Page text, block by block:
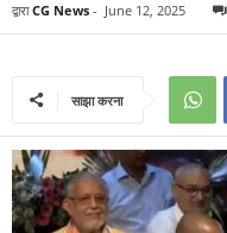
द्वारा CG News - June 12, 2025
साझा करना